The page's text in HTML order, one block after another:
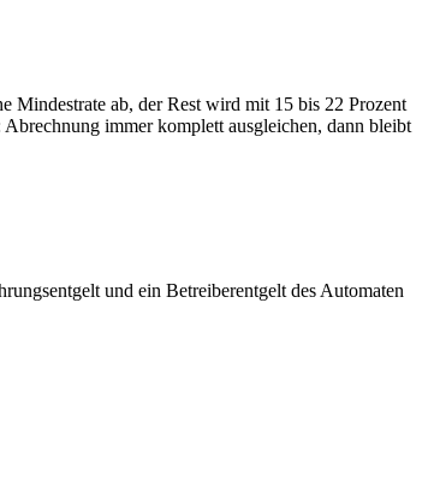
Mindestrate ab, der Rest wird mit 15 bis 22 Prozent
immer komplett ausgleichen, dann bleibt
und ein Betreiberentgelt des Automaten